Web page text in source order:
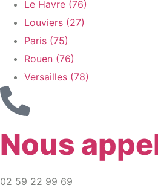
Le Havre (76)
Louviers (27)
Paris (75)
Rouen (76)
Versailles (78)
Nous
02 59 22 99 69